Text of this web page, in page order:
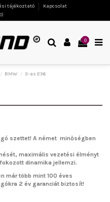
tájékoztató
Kapcsolat
)
0
BMW 3-as E36
szettet! A német minőségben
maximális vezetési élményt
dinamika jellemzi.
már több mint 100 éves
2 év garanciát biztosít!